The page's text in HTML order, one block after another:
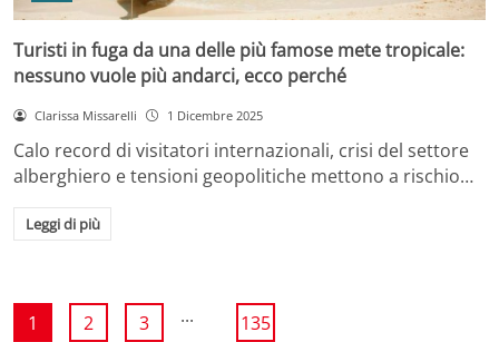
Turisti in fuga da una delle più famose mete tropicale:
nessuno vuole più andarci, ecco perché
Clarissa Missarelli 1 Dicembre 2025
Calo record di visitatori internazionali, crisi del settore
alberghiero e tensioni geopolitiche mettono a rischio…
Leggi di più
1 2 3 ... 135